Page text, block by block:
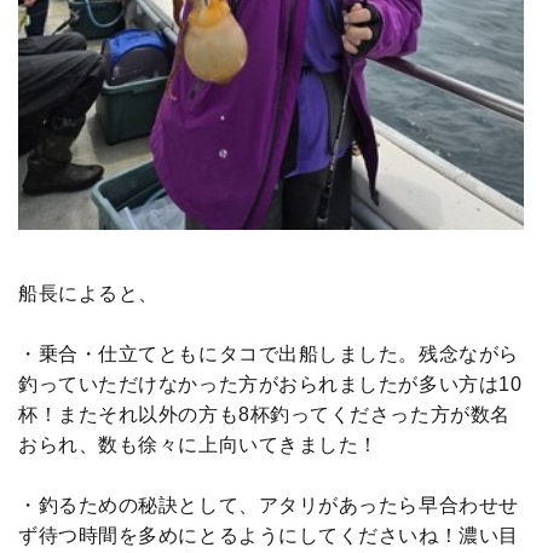
船長によると、
・乗合・仕立てともにタコで出船しました。残念ながら
釣っていただけなかった方がおられましたが多い方は10
杯！またそれ以外の方も8杯釣ってくださった方が数名
おられ、数も徐々に上向いてきました！
・釣るための秘訣として、アタリがあったら早合わせせ
ず待つ時間を多めにとるようにしてくださいね！濃い目